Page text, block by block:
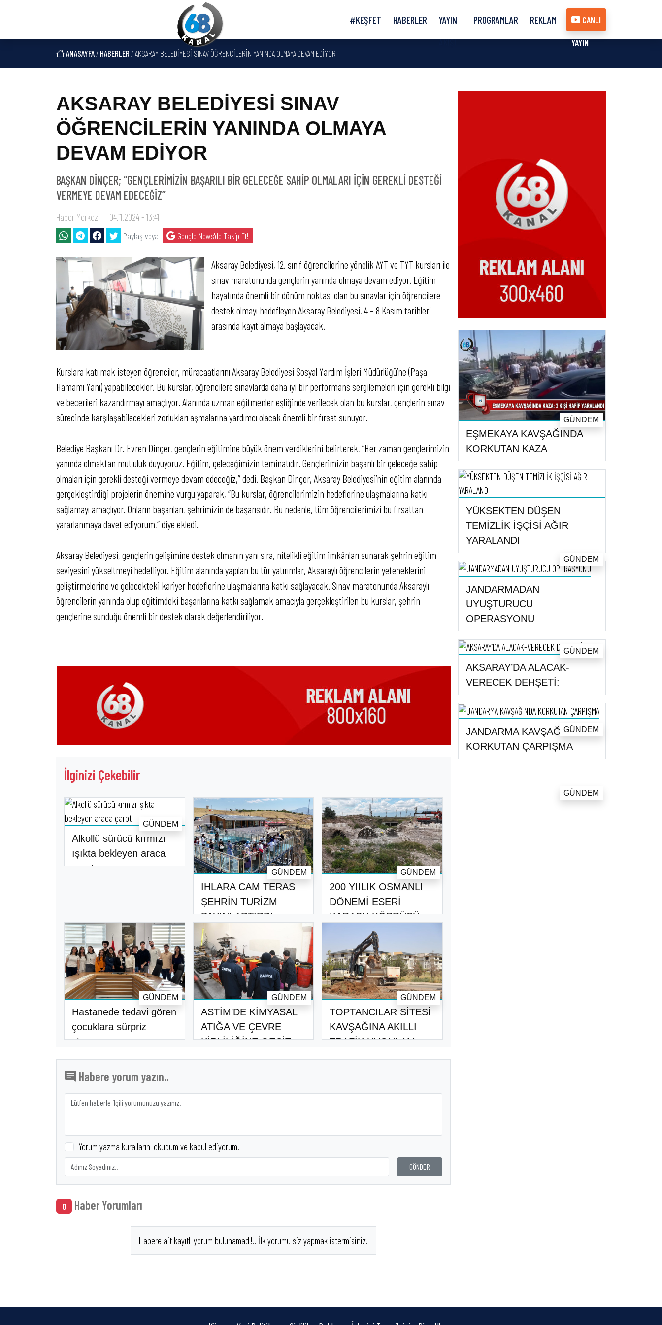
#KEŞFET HABERLER
YAYIN
AKIŞI
PROGRAMLAR REKLAM CANLI
YAYIN
ANASAYFA/ HABERLER / AKSARAY BELEDİYESİ SINAV ÖĞRENCİLERİN YANINDA OLMAYA DEVAM EDİYOR
AKSARAY BELEDİYESİ SINAV
ÖĞRENCİLERİN YANINDA OLMAYA
DEVAM EDİYOR
BAŞKAN DİNÇER; “GENÇLERİMİZİN BAŞARILI BİR GELECEĞE SAHİP OLMALARI İÇİN GEREKLİ DESTEĞİ
VERMEYE DEVAM EDECEĞİZ”
Haber Merkezi 04.11.2024 - 13:41
Paylaş veya Google News'de Takip Et!
Aksaray Belediyesi, 12. sınıf öğrencilerine yönelik AYT ve TYT kursları ile
sınav maratonunda gençlerin yanında olmaya devam ediyor. Eğitim
hayatında önemli bir dönüm noktası olan bu sınavlar için öğrencilere
destek olmayı hedefleyen Aksaray Belediyesi, 4 – 8 Kasım tarihleri
arasında kayıt almaya başlayacak.
Kurslara katılmak isteyen öğrenciler, müracaatlarını Aksaray Belediyesi Sosyal Yardım İşleri Müdürlüğü’ne (Paşa
Hamamı Yanı) yapabilecekler. Bu kurslar, öğrencilere sınavlarda daha iyi bir performans sergilemeleri için gerekli bilgi
ve becerileri kazandırmayı amaçlıyor. Alanında uzman eğitmenler eşliğinde verilecek olan bu kurslar, gençlerin sınav
sürecinde karşılaşabilecekleri zorlukları aşmalarına yardımcı olacak önemli bir fırsat sunuyor.
Belediye Başkanı Dr. Evren Dinçer, gençlerin eğitimine büyük önem verdiklerini belirterek, “Her zaman gençlerimizin
yanında olmaktan mutluluk duyuyoruz. Eğitim, geleceğimizin teminatıdır. Gençlerimizin başarılı bir geleceğe sahip
olmaları için gerekli desteği vermeye devam edeceğiz,” dedi. Başkan Dinçer, Aksaray Belediyesi’nin eğitim alanında
gerçekleştirdiği projelerin önemine vurgu yaparak, “Bu kurslar, öğrencilerimizin hedeflerine ulaşmalarına katkı
sağlamayı amaçlıyor. Onların başarıları, şehrimizin de başarısıdır. Bu nedenle, tüm öğrencilerimizi bu fırsattan
yararlanmaya davet ediyorum,” diye ekledi.
Aksaray Belediyesi, gençlerin gelişimine destek olmanın yanı sıra, nitelikli eğitim imkânları sunarak şehrin eğitim
seviyesini yükseltmeyi hedefliyor. Eğitim alanında yapılan bu tür yatırımlar, Aksaraylı öğrencilerin yeteneklerini
geliştirmelerine ve gelecekteki kariyer hedeflerine ulaşmalarına katkı sağlayacak. Sınav maratonunda Aksaraylı
öğrencilerin yanında olup eğitimdeki başarılarına katkı sağlamak amacıyla gerçekleştirilen bu kurslar, şehrin
gençlerine sunduğu önemli bir destek olarak değerlendiriliyor.
İlginizi Çekebilir
Alkollü sürücü kırmızı
ışıkta bekleyen araca
çarpt..
GÜNDEM
IHLARA CAM TERAS
ŞEHRİN TURİZM
PAYINI ARTIRDI
GÜNDEM
200 YIILIK OSMANLI
DÖNEMİ ESERİ
KARASU KÖPRÜSÜ
GÜNDEM
Hastanede tedavi gören
çocuklara sürpriz
ziyaret..
GÜNDEM
ASTİM’DE KİMYASAL
ATIĞA VE ÇEVRE
KİRLİLİĞİNE GEÇİT..
GÜNDEM
TOPTANCILAR SİTESİ
KAVŞAĞINA AKILLI
TRAFİK UYGULAM..
GÜNDEM
Habere yorum yazın..
Yorum yazma kurallarını okudum ve kabul ediyorum.
GÖNDER
0 Haber Yorumları
Habere ait kayıtlı yorum bulunamadı!.. İlk yorumu siz yapmak istermisiniz.
EŞMEKAYA KAVŞAĞINDA
KORKUTAN KAZA
GÜNDEM
YÜKSEKTEN DÜŞEN
TEMİZLİK İŞÇİSİ AĞIR
YARALANDI
GÜNDEM
JANDARMADAN
UYUŞTURUCU
OPERASYONU
GÜNDEM
AKSARAY’DA ALACAK-
VERECEK DEHŞETİ:
GÜNDEM
JANDARMA KAVŞAĞINDA
KORKUTAN ÇARPIŞMA
GÜNDEM